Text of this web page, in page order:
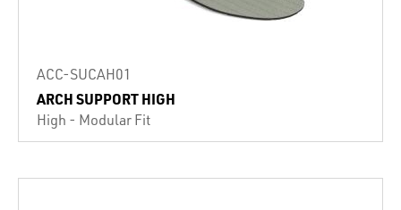
ACC-SUCAH01
ARCH SUPPORT HIGH
High - Modular Fit